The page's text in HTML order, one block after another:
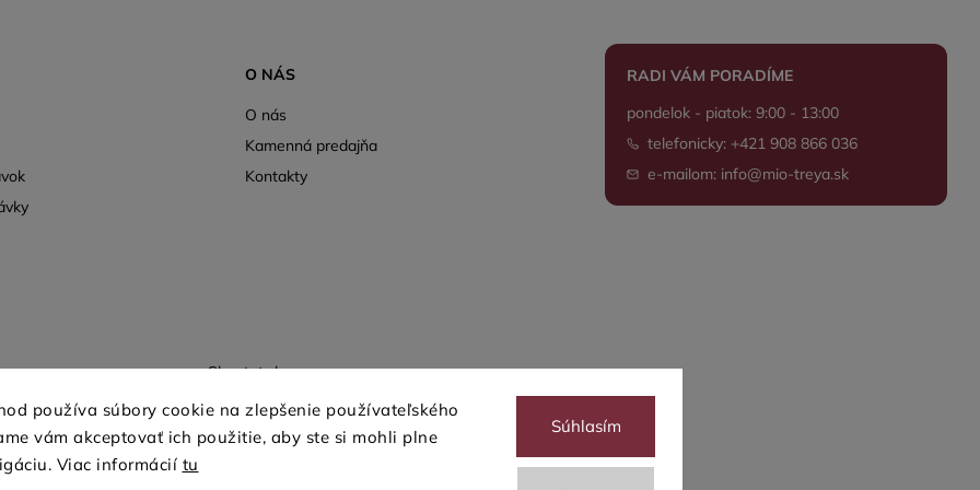
používa súbory cookie na zlepšenie používateľského
vám akceptovať ich použitie, aby ste si mohli plne
Viac informácií tu
Súhlasím
O NÁS
O nás
Kamenná predajňa
Kontakty
RADI VÁM PORADÍME
pondelok - piatok: 9:00 - 13:00
telefonicky: +421 908 866 036
e-mailom: info@mio-treya.sk
Shoptet.sk
Copyright 2026mio-treya.sk
Upraviť nastavenie cookies